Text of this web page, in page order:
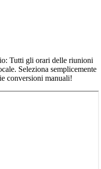
Tutti gli orari delle riunioni
Seleziona semplicemente
conversioni manuali!